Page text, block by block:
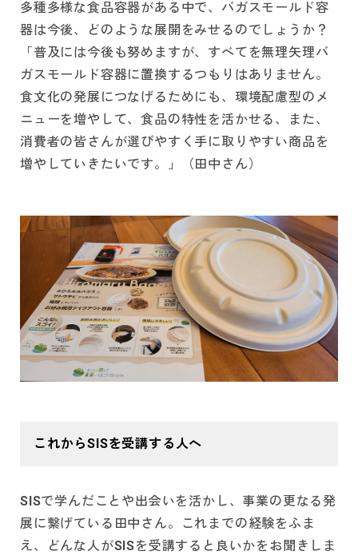
多種多様な食品容器がある中で、バガスモールド容
器は今後、どのような展開をみせるのでしょうか？
「普及には今後も努めますが、すべてを無理矢理バ
ガスモールド容器に置換するつもりはありません。
食文化の発展につなげるためにも、環境配慮型のメ
ニューを増やして、食品の特性を活かせる、また、
消費者の皆さんが選びやすく手に取りやすい商品を
増やしていきたいです。」（田中さん）
これからSISを受講する人へ
SISで学んだことや出会いを活かし、事業の更なる発
展に繋げている田中さん。これまでの経験をふま
え、どんな人がSISを受講すると良いかをお聞きしま